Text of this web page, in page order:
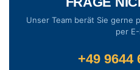
Unser Team berät Sie gerne
per
+49 9644